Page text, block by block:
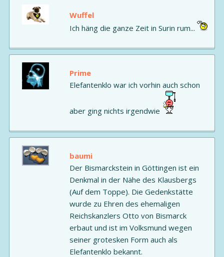
Wuffel
Ich häng die ganze Zeit in Surin rum...
Prime
Elefantenklo war ich vorhin auch schon
aber ging nichts irgendwie
baumi
Der Bismarckstein in Göttingen ist ein
Denkmal in der Nähe des Klausbergs
(Auf dem Toppe). Die Gedenkstätte
wurde zu Ehren des ehemaligen
Reichskanzlers Otto von Bismarck
erbaut und ist im Volksmund wegen
seiner grotesken Form auch als
Elefantenklo bekannt.